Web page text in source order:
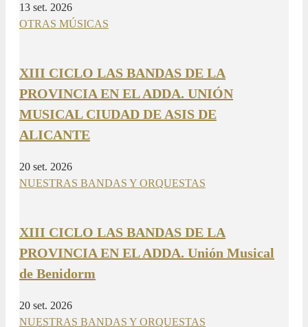
13 set. 2026
OTRAS MÚSICAS
XIII CICLO LAS BANDAS DE LA
PROVINCIA EN EL ADDA. UNIÓN
MUSICAL CIUDAD DE ASIS DE
ALICANTE
20 set. 2026
NUESTRAS BANDAS Y ORQUESTAS
XIII CICLO LAS BANDAS DE LA
PROVINCIA EN EL ADDA. Unión Musical
de Benidorm
20 set. 2026
NUESTRAS BANDAS Y ORQUESTAS